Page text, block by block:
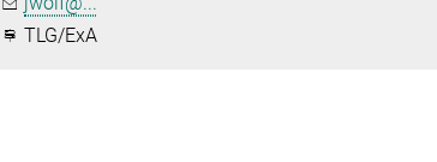
TLG/ExA